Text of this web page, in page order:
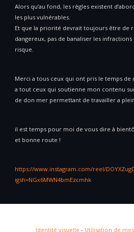
Alors qu’au fond, les règles existent
les plus vulnérables.
Et que la priorité devrait toujours être de
dangereux, pas de banaliser les
risque.
Merci a tous ceux qui ont pris le temps de
a tout ceux qui soutienne mon contenu
de don mer permettant de travailler a
il est temps pour moi de vous dire à
et bonne route !
https://www.instagram.com/reel/
igsh=NGx6MWN4bmEzcmhk
Identité visuelle - Utilisation de